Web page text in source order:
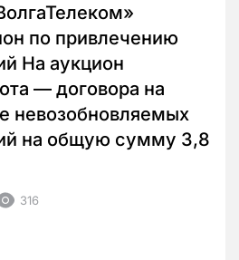
по привлечению
На аукцион
— договора на
невозобновляемых
на общую сумму 3,8
316